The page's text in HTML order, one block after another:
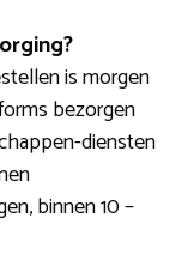
is morgen
bezorgen
diensten
binnen 10 –